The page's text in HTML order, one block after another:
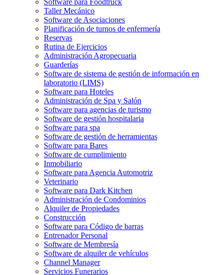
Software para Foodtruck
Taller Mecánico
Software de Asociaciones
Planificación de turnos de enfermería
Reservas
Rutina de Ejercicios
Administración Agropecuaria
Guarderías
Software de sistema de gestión de información en
laboratorio (LIMS)
Software para Hoteles
Administración de Spa y Salón
Software para agencias de turismo
Software de gestión hospitalaria
Software para spa
Software de gestión de herramientas
Software para Bares
Software de cumplimiento
Inmobiliario
Software para Agencia Automotriz
Veterinario
Software para Dark Kitchen
Administración de Condominios
Alquiler de Propiedades
Construcción
Software para Código de barras
Entrenador Personal
Software de Membresía
Software de alquiler de vehículos
Channel Manager
Servicios Funerarios